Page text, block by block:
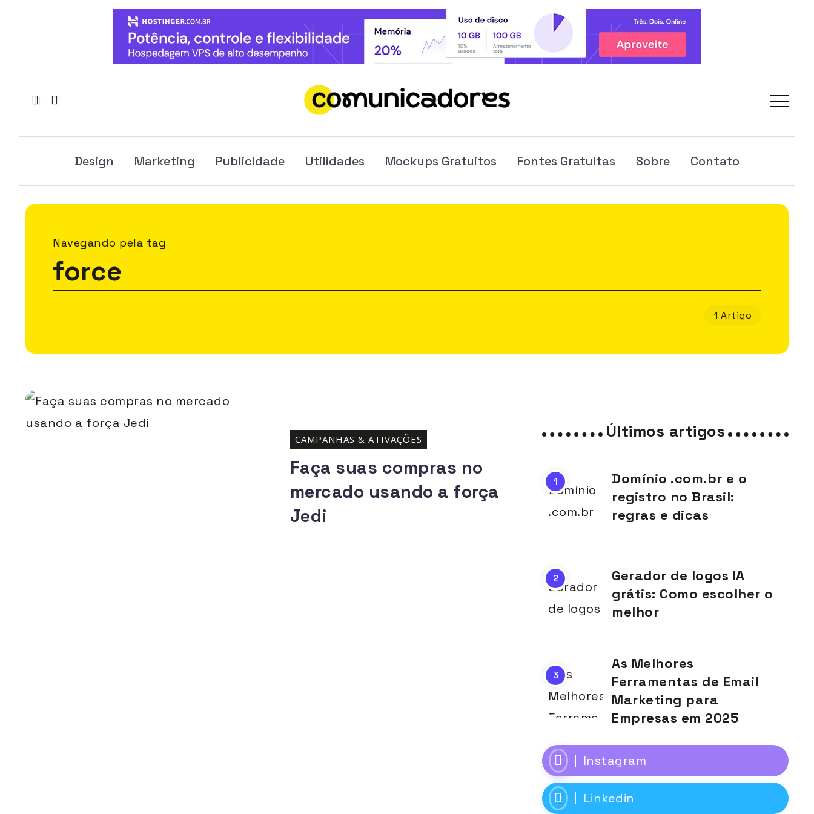
Design Marketing Publicidade Utilidades Mockups Gratuitos Fontes Gratuitas Sobre Contato
Navegando pela tag
force
1 Artigo
CAMPANHAS & ATIVAÇÕES
Faça suas compras no
mercado usando a força
Jedi
Últimos artigos
Domínio .com.br e o
registro no Brasil:
regras e dicas
Gerador de logos IA
grátis: Como escolher o
melhor
As Melhores
Ferramentas de Email
Marketing para
Empresas em 2025
Instagram
Linkedin